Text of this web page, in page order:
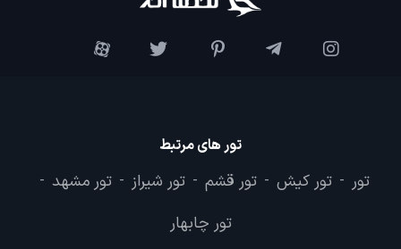
تور های مرتبط
تور - تور کیش - تور قشم - تور شیراز - تور مشهد -
تور چابهار